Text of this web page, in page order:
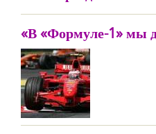
«В «Формуле-1» мы